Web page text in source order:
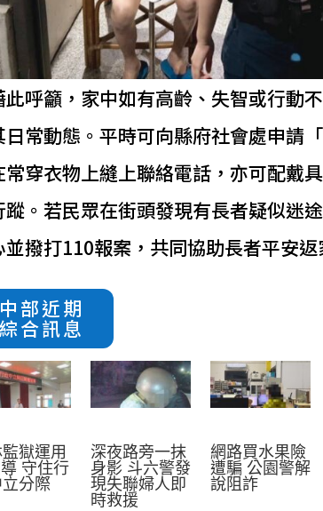
此呼籲，家中如有高齡、失智或行動
日常動態。平時可向縣府社會處申請
穿衣物上縫上聯絡電話，亦可配戴
。若民眾在街頭發現有長者疑似迷
撥打110報案，共同協助長者平安返
中部近期
綜合訊息
獄運用
守住行
分際
深夜路旁一抹
身影 斗六警發
現失聯婦人即
時救援
網路買水果險
遭騙 公園警解
說阻詐